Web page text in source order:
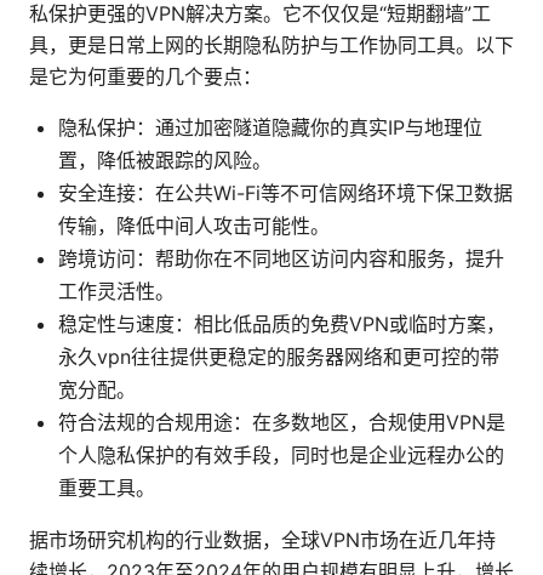
私保护更强的VPN解决方案。它不仅仅是“短期翻墙”工
具，更是日常上网的长期隐私防护与工作协同工具。以下
是它为何重要的几个要点：
隐私保护：通过加密隧道隐藏你的真实IP与地理位
置，降低被跟踪的风险。
安全连接：在公共Wi-Fi等不可信网络环境下保卫数据
传输，降低中间人攻击可能性。
跨境访问：帮助你在不同地区访问内容和服务，提升
工作灵活性。
稳定性与速度：相比低品质的免费VPN或临时方案，
永久vpn往往提供更稳定的服务器网络和更可控的带
宽分配。
符合法规的合规用途：在多数地区，合规使用VPN是
个人隐私保护的有效手段，同时也是企业远程办公的
重要工具。
据市场研究机构的行业数据，全球VPN市场在近几年持